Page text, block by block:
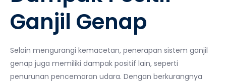
Ganjil Genap
Selain mengurangi kemacetan, penerapan sistem ganjil
genap juga memiliki dampak positif lain, seperti
penurunan pencemaran udara. Dengan berkurangnya